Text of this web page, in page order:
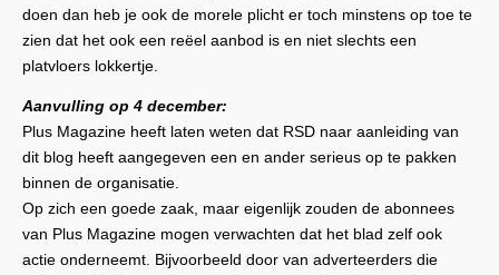
doen dan heb je ook de morele plicht er toch minstens op toe te
zien dat het ook een reëel aanbod is en niet slechts een
platvloers lokkertje.
Aanvulling op 4 december:
Plus Magazine heeft laten weten dat RSD naar aanleiding van
dit blog heeft aangegeven een en ander serieus op te pakken
binnen de organisatie.
Op zich een goede zaak, maar eigenlijk zouden de abonnees
van Plus Magazine mogen verwachten dat het blad zelf ook
actie onderneemt. Bijvoorbeeld door van adverteerders die